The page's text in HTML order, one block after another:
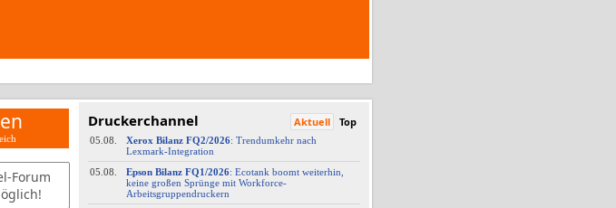
Forum
Druckerchannel Aktuell Top
05.08. Xerox Bilanz FQ2/2026: Trendumkehr nach
Lexmark-​Integration
05.08.
Epson Bilanz FQ1/2026: Ecotank boomt weiterhin,
keine großen Sprünge mit Workforce-​
Arbeitsgruppendruckern